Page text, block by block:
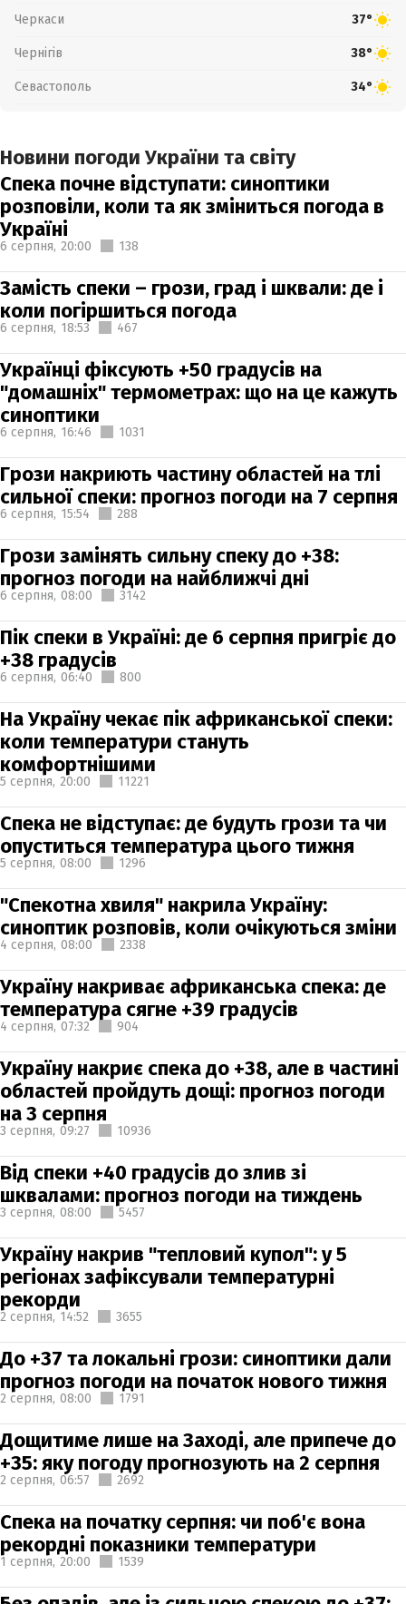
Черкаси 37°
Чернігів 38°
Севастополь 34°
Новини погоди України та світу
Спека почне відступати: синоптики
розповіли, коли та як зміниться погода в
Україні
6 серпня, 20:00 138
Замість спеки – грози, град і шквали: де і
коли погіршиться погода
6 серпня, 18:53 467
Українці фіксують +50 градусів на
"домашніх" термометрах: що на це кажуть
синоптики
6 серпня, 16:46 1031
Грози накриють частину областей на тлі
сильної спеки: прогноз погоди на 7 серпня
6 серпня, 15:54 288
Грози замінять сильну спеку до +38:
прогноз погоди на найближчі дні
6 серпня, 08:00 3142
Пік спеки в Україні: де 6 серпня пригріє до
+38 градусів
6 серпня, 06:40 800
На Україну чекає пік африканської спеки:
коли температури стануть
комфортнішими
5 серпня, 20:00 11221
Спека не відступає: де будуть грози та чи
опуститься температура цього тижня
5 серпня, 08:00 1296
"Спекотна хвиля" накрила Україну:
синоптик розповів, коли очікуються зміни
4 серпня, 08:00 2338
Україну накриває африканська спека: де
температура сягне +39 градусів
4 серпня, 07:32 904
Україну накриє спека до +38, але в частині
областей пройдуть дощі: прогноз погоди
на 3 серпня
3 серпня, 09:27 10936
Від спеки +40 градусів до злив зі
шквалами: прогноз погоди на тиждень
3 серпня, 08:00 5457
Україну накрив "тепловий купол": у 5
регіонах зафіксували температурні
рекорди
2 серпня, 14:52 3655
До +37 та локальні грози: синоптики дали
прогноз погоди на початок нового тижня
2 серпня, 08:00 1791
Дощитиме лише на Заході, але припече до
+35: яку погоду прогнозують на 2 серпня
2 серпня, 06:57 2692
Спека на початку серпня: чи поб'є вона
рекордні показники температури
1 серпня, 20:00 1539